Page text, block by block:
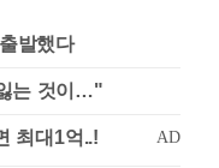
발했다
는 것이…"